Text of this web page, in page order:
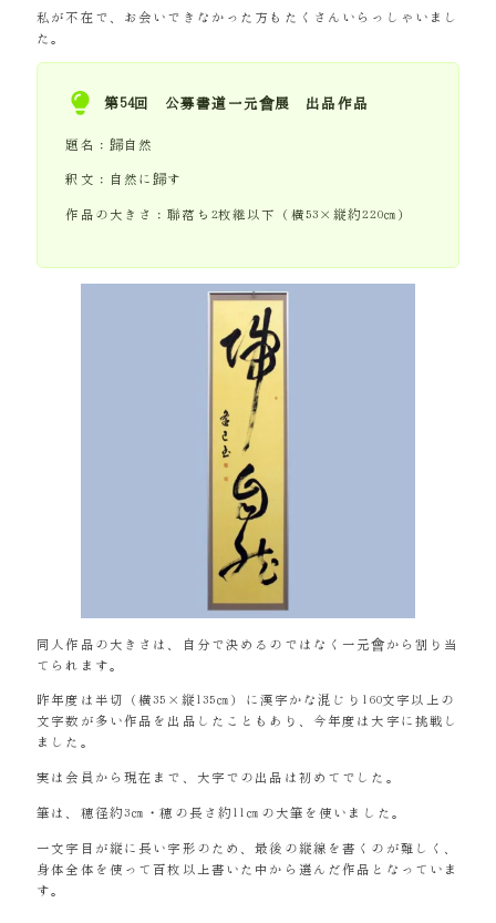
私が不在で、お会いできなかった方もたくさんいらっしゃいまし
た。
第54回 公募書道一元會展 出品作品
題名：歸自然
釈文：自然に歸す
作品の大きさ：聯落ち2枚継以下（横53×縦約220㎝）
同人作品の大きさは、自分で決めるのではなく一元會から割り当
てられます。
昨年度は半切（横35×縦135㎝）に漢字かな混じり160文字以上の
文字数が多い作品を出品したこともあり、今年度は大字に挑戦し
ました。
実は会員から現在まで、大字での出品は初めてでした。
筆は、穂径約3㎝・穂の長さ約11㎝の大筆を使いました。
一文字目が縦に長い字形のため、最後の縦線を書くのが難しく、
身体全体を使って百枚以上書いた中から選んだ作品となっていま
す。